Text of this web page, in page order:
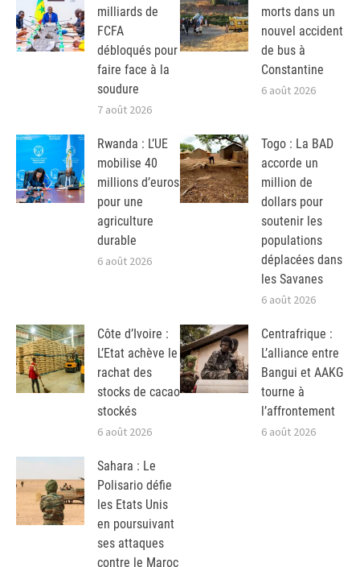
milliards de
FCFA
débloqués pour
faire face à la
soudure
7 août 2026
morts dans un
nouvel accident
de bus à
Constantine
6 août 2026
Rwanda : L’UE
mobilise 40
millions d’euros
pour une
agriculture
durable
6 août 2026
Togo : La BAD
accorde un
million de
dollars pour
soutenir les
populations
déplacées dans
les Savanes
6 août 2026
Côte d’Ivoire :
L’Etat achève le
rachat des
stocks de cacao
stockés
6 août 2026
Centrafrique :
L’alliance entre
Bangui et AAKG
tourne à
l’affrontement
6 août 2026
Sahara : Le
Polisario défie
les Etats Unis
en poursuivant
ses attaques
contre le Maroc